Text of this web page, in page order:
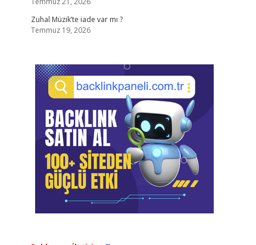
Zuhal Müzik’te iade var mı ?
Temmuz 19, 2026